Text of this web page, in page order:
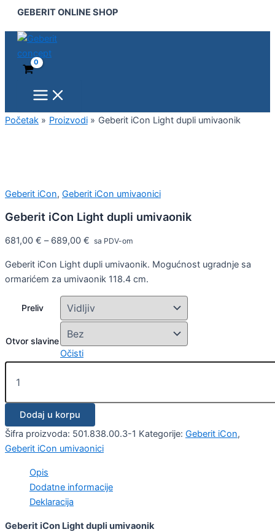
Pređi
sadržaj
GEBERIT ONLINE SHOP
Menu
Početak Proizvodi Geberit iCon Light dupli umivaonik
Geberit iCon, Geberit iCon umivaonici
Geberit iCon Light dupli umivaonik
681,00 € – 689,00 € sa PDV-om
Geberit iCon Light dupli umivaonik. Mogućnost ugradnje sa
ormarićem za umivaonik 118.4 cm.
Preliv
Otvor slavine
Očisti
iCon
Light
dupli
umivaonik
količina
Dodaj u korpu
Šifra proizvoda: 501.838.00.3-1 Kategorije: Geberit iCon,
Geberit iCon umivaonici
Opis
Dodatne informacije
Deklaracija
Geberit iCon Light dupli umivaonik